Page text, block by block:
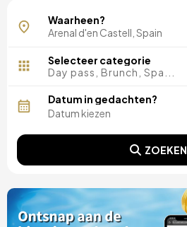
Waarheen?
Selecteer categorie
Day pass, Brunch, Spa...
Datum in gedachten?
ZOEKEN